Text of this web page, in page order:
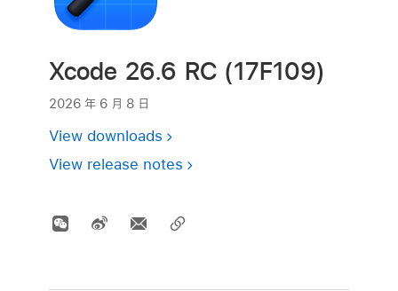
Xcode 26.6 RC (17F109)
2026 年 6 月 8 日
View downloads
View release notes